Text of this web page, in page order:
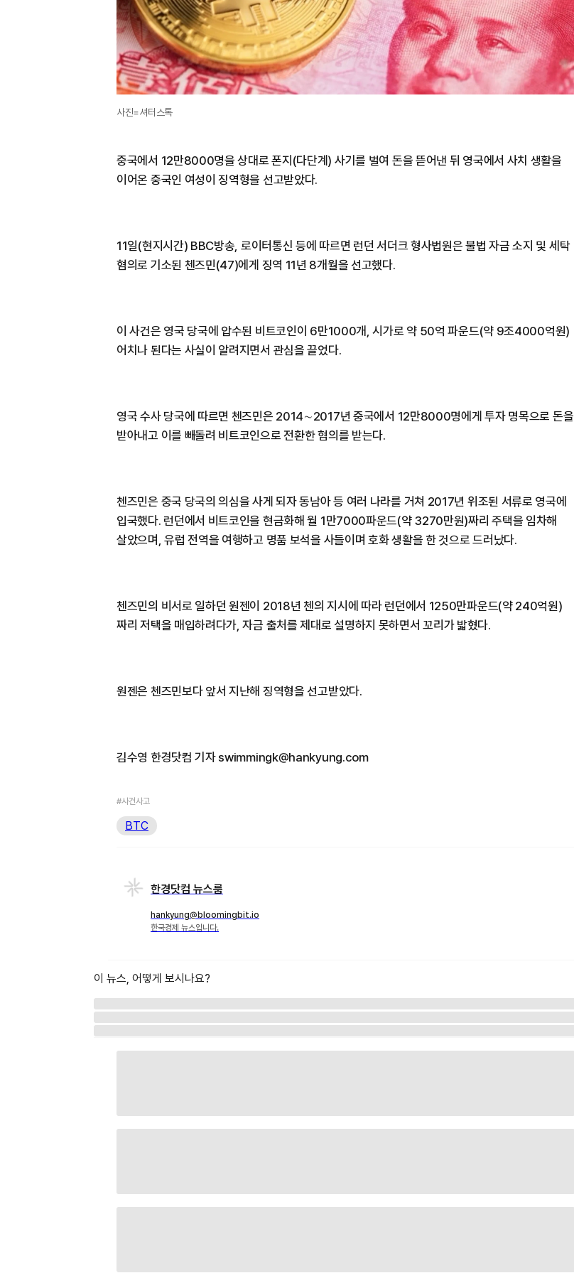
사진=셔터스톡
중국에서 12만8000명을 상대로 폰지(다단계) 사기를 벌여 돈을 뜯어낸 뒤 영국에서 사치 생활을
이어온 중국인 여성이 징역형을 선고받았다.
11일(현지시간) BBC방송, 로이터통신 등에 따르면 런던 서더크 형사법원은 불법 자금 소지 및 세탁
혐의로 기소된 첸즈민(47)에게 징역 11년 8개월을 선고했다.
이 사건은 영국 당국에 압수된 비트코인이 6만1000개, 시가로 약 50억 파운드(약 9조4000억원)
어치나 된다는 사실이 알려지면서 관심을 끌었다.
영국 수사 당국에 따르면 첸즈민은 2014∼2017년 중국에서 12만8000명에게 투자 명목으로 돈을
받아내고 이를 빼돌려 비트코인으로 전환한 혐의를 받는다.
첸즈민은 중국 당국의 의심을 사게 되자 동남아 등 여러 나라를 거쳐 2017년 위조된 서류로 영국에
입국했다. 런던에서 비트코인을 현금화해 월 1만7000파운드(약 3270만원)짜리 주택을 임차해
살았으며, 유럽 전역을 여행하고 명품 보석을 사들이며 호화 생활을 한 것으로 드러났다.
첸즈민의 비서로 일하던 원젠이 2018년 첸의 지시에 따라 런던에서 1250만파운드(약 240억원)
짜리 저택을 매입하려다가, 자금 출처를 제대로 설명하지 못하면서 꼬리가 밟혔다.
원젠은 첸즈민보다 앞서 지난해 징역형을 선고받았다.
김수영 한경닷컴 기자 swimmingk@hankyung.com
#사건사고
BTC
한경닷컴 뉴스룸
hankyung@bloomingbit.io
한국경제 뉴스입니다.
이 뉴스, 어떻게 보시나요?